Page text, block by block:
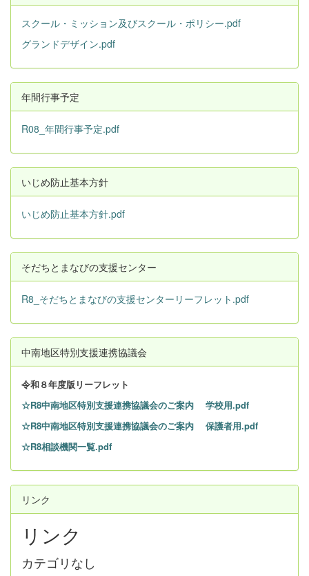
スクール・ミッション及びスクール・ポリシー.pdf
グランドデザイン.pdf
年間行事予定
R08_年間行事予定.pdf
いじめ防止基本方針
いじめ防止基本方針.pdf
そだちとまなびの支援センター
R8_そだちとまなびの支援センターリーフレット.pdf
中南地区特別支援連携協議会
令和８年度版リーフレット
☆R8中南地区特別支援連携協議会のご案内 学校用.pdf
☆R8中南地区特別支援連携協議会のご案内 保護者用.pdf
☆R8相談機関一覧.pdf
リンク
リンク
カテゴリなし